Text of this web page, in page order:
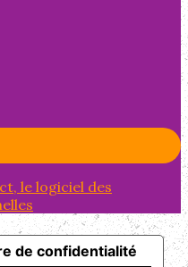
le logiciel des
de confidentialité